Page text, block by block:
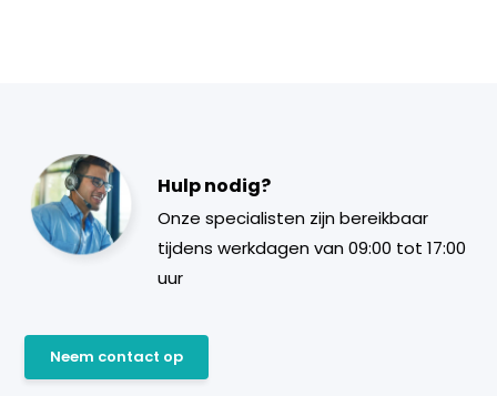
Hulp nodig?
Onze specialisten zijn bereikbaar
tijdens werkdagen van 09:00 tot 17:00
uur
Neem contact op